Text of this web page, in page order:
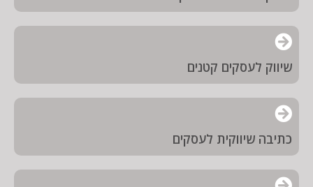
שיווק לעסקים קטנים
כתיבה שיווקית לעסקים